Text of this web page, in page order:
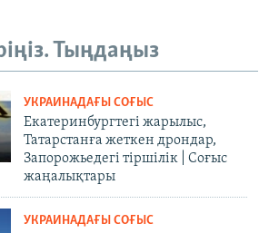
Тыңдаңыз
УКРАИНАДАҒЫ СОҒЫС
Екатеринбургтегі жарылыс,
Татарстанға жеткен дрондар,
Запорожьедегі тіршілік | Cоғыс
жаңалықтары
УКРАИНАДАҒЫ СОҒЫС